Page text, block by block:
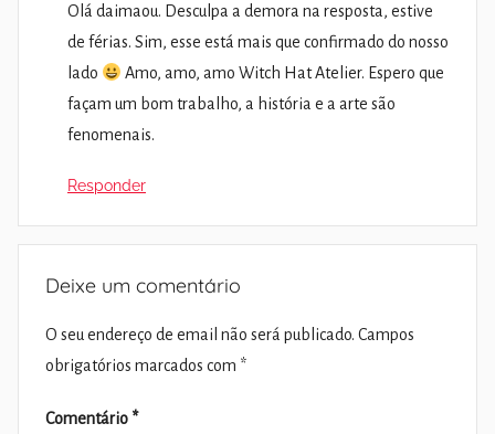
Olá daimaou. Desculpa a demora na resposta, estive
de férias. Sim, esse está mais que confirmado do nosso
lado
Amo, amo, amo Witch Hat Atelier. Espero que
façam um bom trabalho, a história e a arte são
fenomenais.
Responder
Deixe um comentário
O seu endereço de email não será publicado. Campos
obrigatórios marcados com *
Comentário *